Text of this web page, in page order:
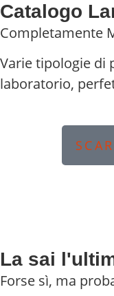
Catalogo
Completamente
Varie tipologie di
laboratorio,
La sai
Forse sì, ma